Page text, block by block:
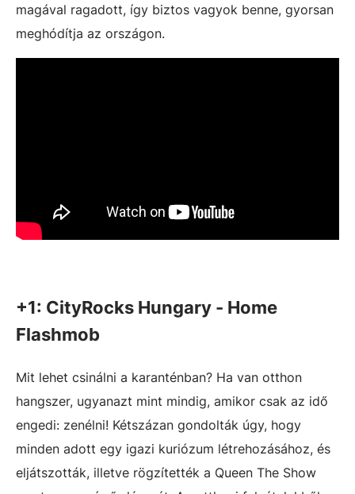
magával ragadott, így biztos vagyok benne, gyorsan
meghódítja az országon.
+1: CityRocks Hungary - Home
Flashmob
Mit lehet csinálni a karanténban? Ha van otthon
hangszer, ugyanazt mint mindig, amikor csak az idő
engedi: zenélni! Kétszázan gondolták úgy, hogy
minden adott egy igazi kuriózum létrehozásához, és
eljátszották, illetve rögzítették a Queen The Show